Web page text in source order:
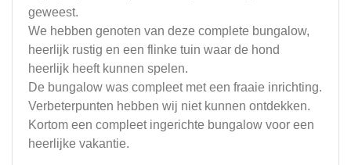
geweest.
We hebben genoten van deze complete bungalow,
heerlijk rustig en een flinke tuin waar de hond
heerlijk heeft kunnen spelen.
De bungalow was compleet met een fraaie inrichting.
Verbeterpunten hebben wij niet kunnen ontdekken.
Kortom een compleet ingerichte bungalow voor een
heerlijke vakantie.